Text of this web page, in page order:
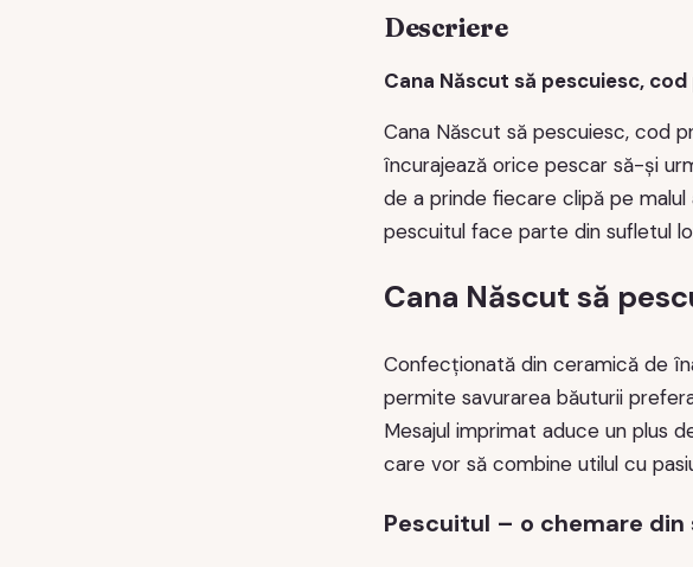
Descriere
Cana Născut să pescuiesc, cod
Cana Născut să pescuiesc, cod
încurajează orice pescar să-și
de a prinde fiecare clipă pe
pescuitul face parte din sufletul
Cana Născut să
Confecționată din ceramică de
permite savurarea băuturii
Mesajul imprimat aduce un plus
care vor să combine utilul cu
Pescuitul – o chemare